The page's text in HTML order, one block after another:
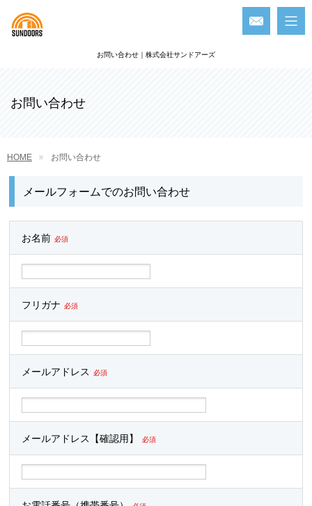
お問い合わせ｜株式会社サンドアーズ
お問い合わせ
HOME お問い合わせ
メールフォームでのお問い合わせ
お名前 必須
フリガナ 必須
メールアドレス 必須
メールアドレス【確認用】 必須